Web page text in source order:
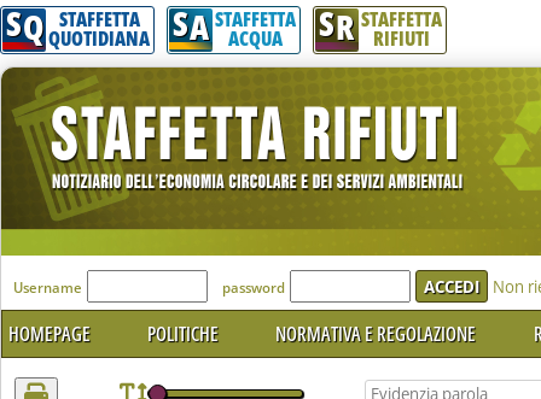
Attenzione! Esegui l'accesso per lèggere interamente la notizia.
SQ STAFFETTA
QUOTIDIANA SA STAFFETTA
ACQUA SR STAFFETTA
RIFIUTI
'Modulo Login per accedere'
Username password Non
HOMEPAGE POLITICHE NORMATIVA E REGOLAZIONE